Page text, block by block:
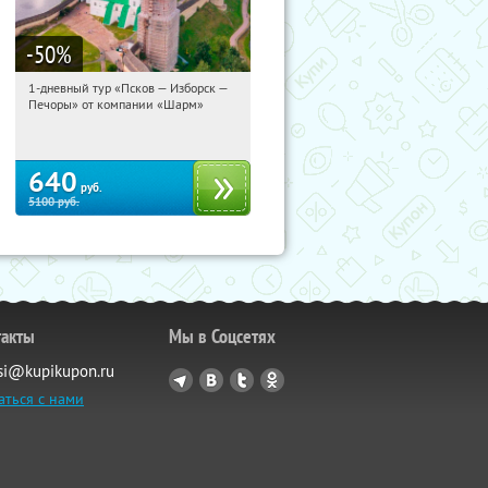
-50%
16:36:48 Купили:12
1-дневный тур «Псков — Изборск —
Печоры» от компании «Шарм»
640 руб.
5100руб.
с нами
Мы в Соцсетях